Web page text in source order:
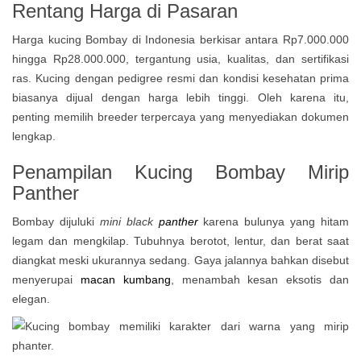
Rentang Harga di Pasaran
Harga kucing Bombay di Indonesia berkisar antara Rp7.000.000
hingga Rp28.000.000, tergantung usia, kualitas, dan sertifikasi
ras. Kucing dengan pedigree resmi dan kondisi kesehatan prima
biasanya dijual dengan harga lebih tinggi. Oleh karena itu,
penting memilih breeder terpercaya yang menyediakan dokumen
lengkap.
Penampilan Kucing Bombay Mirip
Panther
Bombay dijuluki mini black pantherkarena bulunya yang hitam
legam dan mengkilap. Tubuhnya berotot, lentur, dan berat saat
diangkat meski ukurannya sedang. Gaya jalannya bahkan disebut
menyerupai
macan kumbang , menambah kesan eksotis dan
elegan.